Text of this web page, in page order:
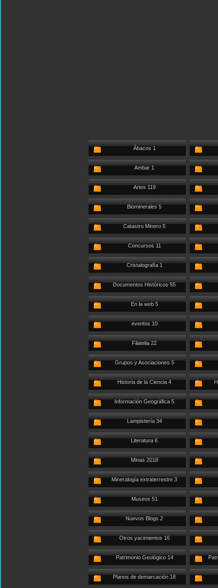
Ábacos 1
Ambar 1
Artes 119
Biominerales 5
Catastro Minero 5
Concursos 11
Cristalografía 1
Documentos Históricos 55
En la web 5
eventos 10
Filatelia 22
Grupos y Asociaciones 5
Historia de la Ciencia 4
Información Geográfica 5
Lampistería 34
Literatura 6
Minas 2018
Mineralogía extraterrestre 3
Museos 51
Nuevos Blogs 2
Otros yacimientos 16
Patrimonio Geológico 14
Planos de demarcación 18